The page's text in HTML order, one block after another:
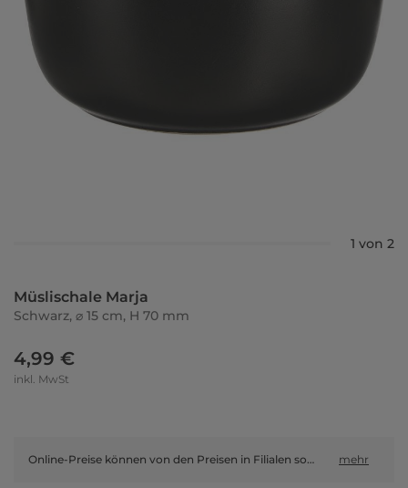
1 von 2
Müslischale Marja
Schwarz, ⌀ 15 cm, H 70 mm
4,99 €
inkl. MwSt
Online-Preise können von den Preisen in Filialen sowie Shop-in-Shop-Flächen abweichen. mehr